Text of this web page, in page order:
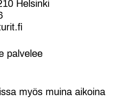
Helsinki
palvelee
myös muina aikoina